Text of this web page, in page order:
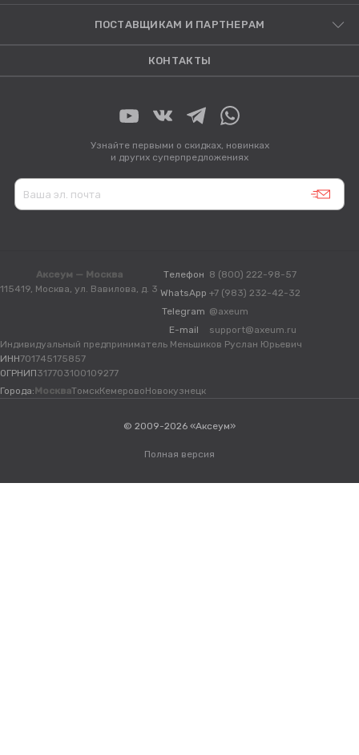
ПОСТАВЩИКАМ И ПАРТНЕРАМ
КОНТАКТЫ
Узнайте первыми о скидках, новинках
и других суперпредложениях
Аксеум — Москва
115419, Москва, ул. Вавилова, д. 3
Телефон 8 (800) 222-98-57
WhatsApp +7 (983) 232-42-32
Telegram @axeum
E-mail
support@axeum.ru
Индивидуальный предприниматель Меньшиков Руслан Юрьевич
ИНН701745175857
ОГРНИП317703100109277
Города: МоскваТомскКемеровоНовокузнецк
© 2009-2026 «Аксеум»
Полная версия